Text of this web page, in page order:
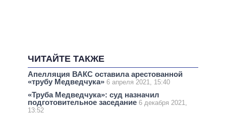
ЧИТАЙТЕ ТАКЖЕ
Апелляция ВАКС оставила арестованной
«трубу Медведчука» 6 апреля 2021, 15:40
«Труба Медведчука»: суд назначил
подготовительное заседание 6 декабря 2021,
13:52